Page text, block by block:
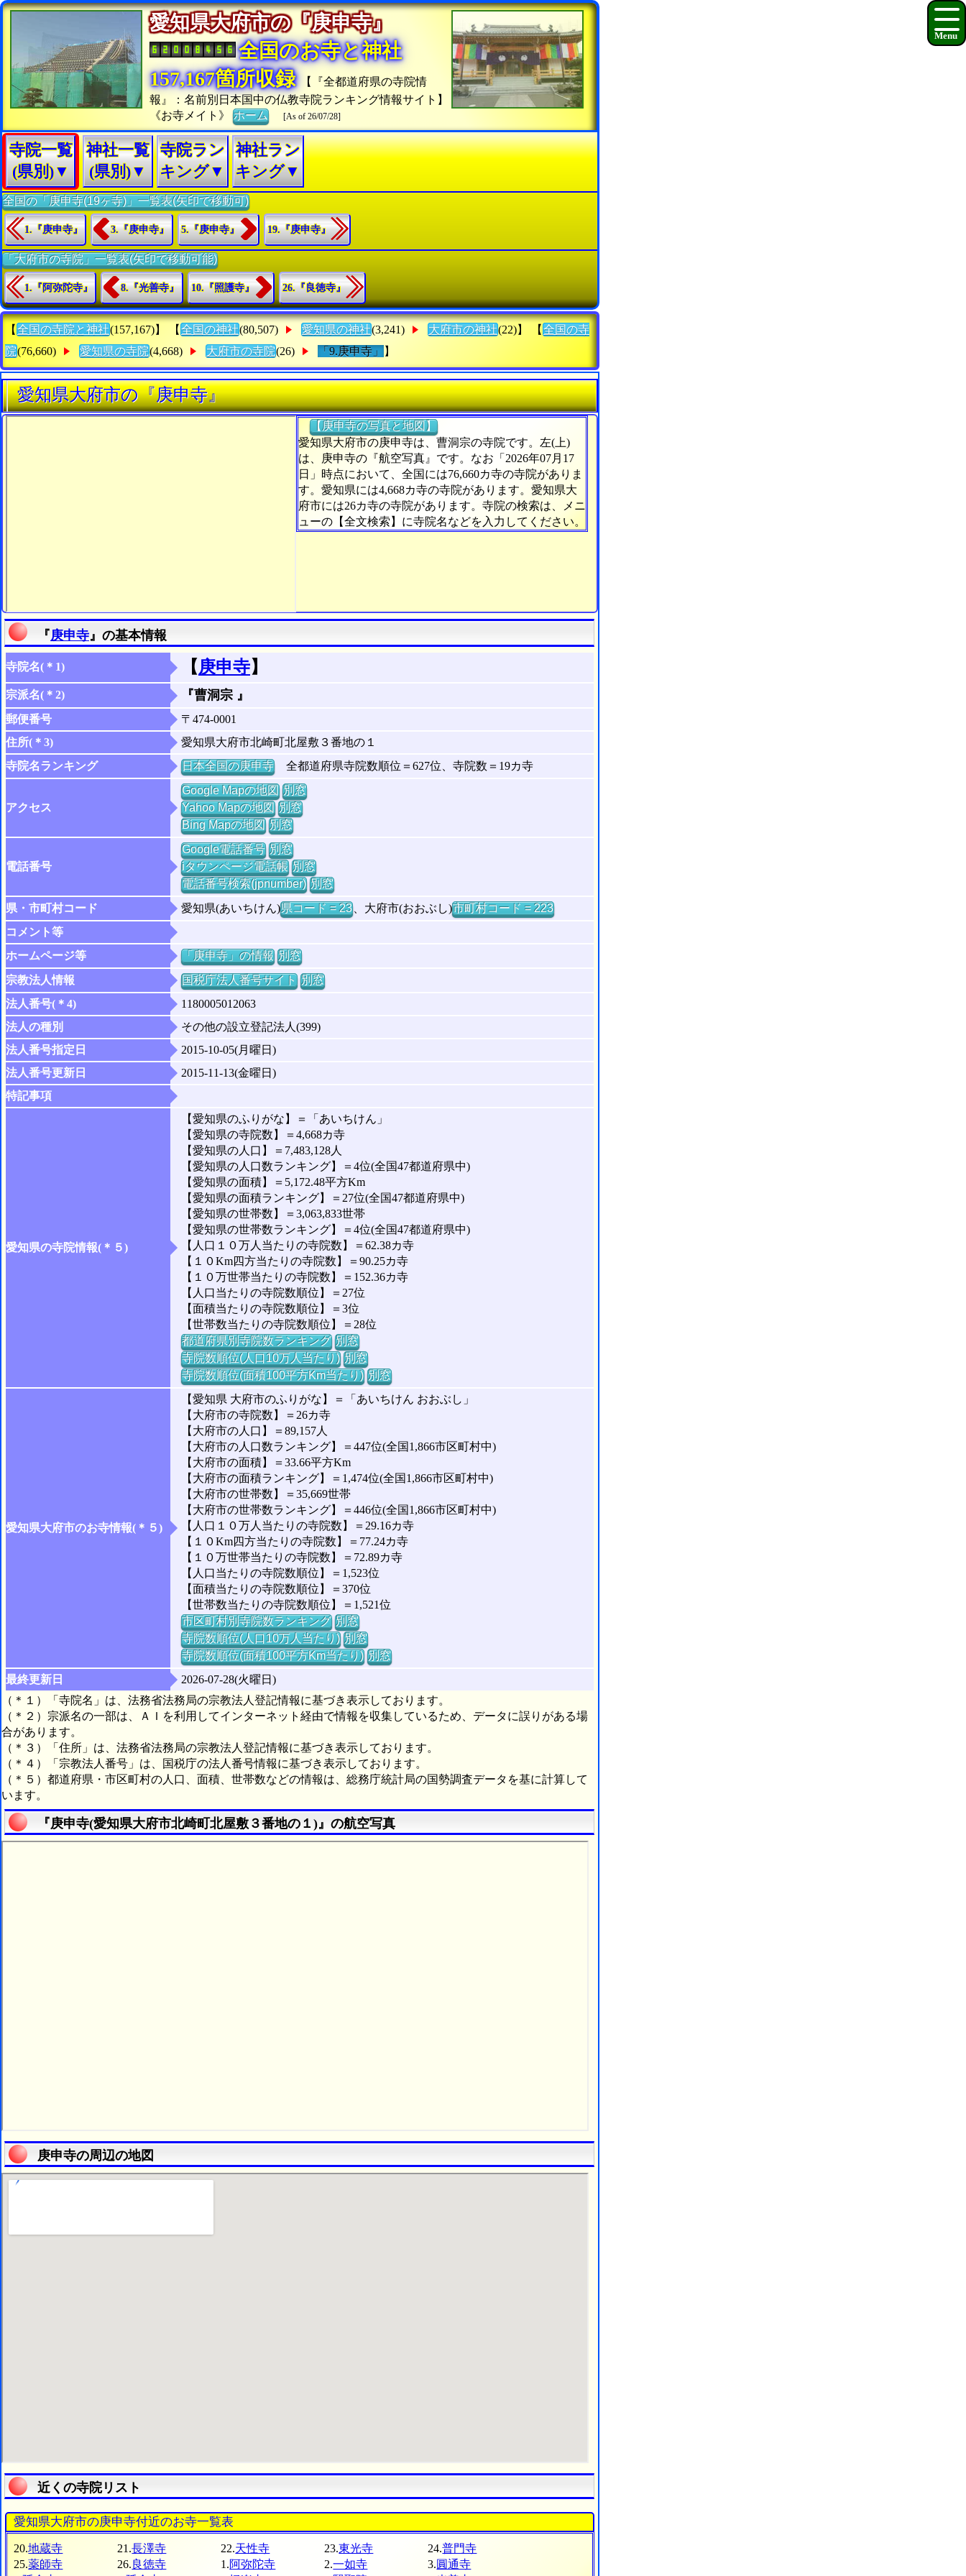
愛知県大府市の『庚申寺』
全国のお寺と神社
157,167箇所収録
【『全都道府県の寺院情
報』：名前別日本国中の仏教寺院ランキング情報サイト】
《お寺メイト》ホーム [As of 26/07/28]
寺院一覧
(県別)▼
神社一覧
(県別)▼
寺院ラン
キング▼
神社ラン
キング▼
全国の「庚申寺(19ヶ寺)」一覧表(矢印で移動可)
1.『庚申寺』 3.『庚申寺』 5.『庚申寺』 19.『庚申寺』
「大府市の寺院」一覧表(矢印で移動可能)
1.『阿弥陀寺』 8.『光善寺』 10.『照護寺』 26.『良徳寺』
【 全国の寺院と神社(157,167)】 【 全国の神社(80,507) 愛知県の神社(3,241) 大府市の神社(22)】 【 全国の寺
院(76,660) 愛知県の寺院(4,668) 大府市の寺院(26) 「9.庚申寺」 】
愛知県大府市の『庚申寺』
【庚申寺の写真と地図】
愛知県大府市の庚申寺は、曹洞宗の寺院です。左(上)
は、庚申寺の『航空写真』です。なお「2026年07月17
日」時点において、全国には76,660カ寺の寺院がありま
す。愛知県には4,668カ寺の寺院があります。愛知県大
府市には26カ寺の寺院があります。寺院の検索は、メニ
ューの【全文検索】に寺院名などを入力してください。
『庚申寺』の基本情報
寺院名(＊1) 【庚申寺】
宗派名(＊2) 『曹洞宗 』
郵便番号
〒474-0001
住所(＊3)
愛知県大府市北崎町北屋敷３番地の１
寺院名ランキング
日本全国の庚申寺全都道府県寺院数順位＝627位、寺院数＝19カ寺
アクセス
Google Mapの地図 別窓
Yahoo Mapの地図 別窓
Bing Mapの地図 別窓
電話番号
Google電話番号 別窓
iタウンページ電話帳 別窓
電話番号検索(jpnumber) 別窓
県・市町村コード
愛知県(あいちけん)県コード = 23、大府市(おおぶし)市町村コード = 223
コメント等
ホームページ等
「庚申寺」の情報 別窓
宗教法人情報
国税庁法人番号サイト 別窓
法人番号(＊4)
1180005012063
法人の種別
その他の設立登記法人(399)
法人番号指定日
2015-10-05(月曜日)
法人番号更新日
2015-11-13(金曜日)
特記事項
愛知県の寺院情報(＊５)
【愛知県のふりがな】＝「あいちけん」
【愛知県の寺院数】＝4,668カ寺
【愛知県の人口】＝7,483,128人
【愛知県の人口数ランキング】＝4位(全国47都道府県中)
【愛知県の面積】＝5,172.48平方Km
【愛知県の面積ランキング】＝27位(全国47都道府県中)
【愛知県の世帯数】＝3,063,833世帯
【愛知県の世帯数ランキング】＝4位(全国47都道府県中)
【人口１０万人当たりの寺院数】＝62.38カ寺
【１０Km四方当たりの寺院数】＝90.25カ寺
【１０万世帯当たりの寺院数】＝152.36カ寺
【人口当たりの寺院数順位】＝27位
【面積当たりの寺院数順位】＝3位
【世帯数当たりの寺院数順位】＝28位
都道府県別寺院数ランキング 別窓
寺院数順位(人口10万人当たり) 別窓
寺院数順位(面積100平方Km当たり) 別窓
愛知県大府市のお寺情報(＊５)
【愛知県 大府市のふりがな】＝「あいちけん おおぶし」
【大府市の寺院数】＝26カ寺
【大府市の人口】＝89,157人
【大府市の人口数ランキング】＝447位(全国1,866市区町村中)
【大府市の面積】＝33.66平方Km
【大府市の面積ランキング】＝1,474位(全国1,866市区町村中)
【大府市の世帯数】＝35,669世帯
【大府市の世帯数ランキング】＝446位(全国1,866市区町村中)
【人口１０万人当たりの寺院数】＝29.16カ寺
【１０Km四方当たりの寺院数】＝77.24カ寺
【１０万世帯当たりの寺院数】＝72.89カ寺
【人口当たりの寺院数順位】＝1,523位
【面積当たりの寺院数順位】＝370位
【世帯数当たりの寺院数順位】＝1,521位
市区町村別寺院数ランキング 別窓
寺院数順位(人口10万人当たり) 別窓
寺院数順位(面積100平方Km当たり) 別窓
最終更新日
2026-07-28(火曜日)
（＊１）「寺院名」は、法務省法務局の宗教法人登記情報に基づき表示しております。
（＊２）宗派名の一部は、ＡＩを利用してインターネット経由で情報を収集しているため、データに誤りがある場
合があります。
（＊３）「住所」は、法務省法務局の宗教法人登記情報に基づき表示しております。
（＊４）「宗教法人番号」は、国税庁の法人番号情報に基づき表示しております。
（＊５）都道府県・市区町村の人口、面積、世帯数などの情報は、総務庁統計局の国勢調査データを基に計算して
います。
『庚申寺(愛知県大府市北崎町北屋敷３番地の１)』の航空写真
庚申寺の周辺の地図
近くの寺院リスト
愛知県大府市の庚申寺付近のお寺一覧表
20.地蔵寺 21.長澤寺 22.天性寺 23.東光寺 24.普門寺
25.薬師寺 26.良徳寺 1.阿弥陀寺 2.一如寺 3.圓通寺